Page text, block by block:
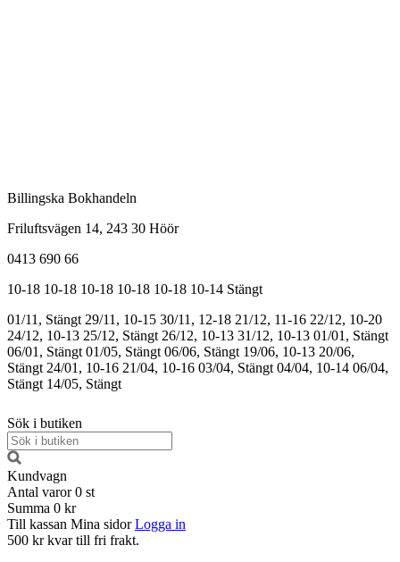
Billingska Bokhandeln
Friluftsvägen 14, 243 30 Höör
0413 690 66
10-18 10-18 10-18 10-18 10-18 10-14 Stängt
01/11, Stängt 29/11, 10-15 30/11, 12-18 21/12, 11-16 22/12, 10-20
24/12, 10-13 25/12, Stängt 26/12, 10-13 31/12, 10-13 01/01, Stängt
06/01, Stängt 01/05, Stängt 06/06, Stängt 19/06, 10-13 20/06,
Stängt 24/01, 10-16 21/04, 10-16 03/04, Stängt 04/04, 10-14 06/04,
Stängt 14/05, Stängt
Sök i butiken
Kundvagn
Antal varor 0 st
Summa 0 kr
Till kassan Mina sidor Logga in
500 kr kvar till fri frakt.